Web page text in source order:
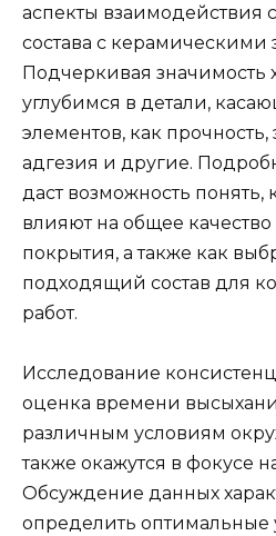
аспекты взаимодействия
состава с керамическими
Подчеркивая значимость
углубимся в детали,
элементов, как прочность,
адгезия и другие.
даст возможность понять,
влияют на общее
покрытия, а также как
подходящий состав для
работ.
Исследование
оценка времени
различным условиям
также окажутся в фокусе
Обсуждение данных
определить оптимальные